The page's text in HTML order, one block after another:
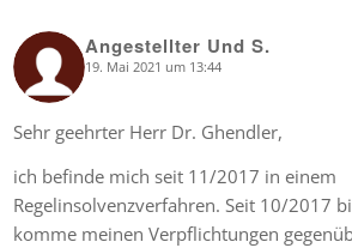
Angestellter Und S.
says: 19. Mai 2021 um 13:44
Sehr geehrter Herr Dr. Ghendler,
ich befinde mich seit 11/2017 in einem
Regelinsolvenzverfahren. Seit 10/2017
komme meinen Verpflichtungen